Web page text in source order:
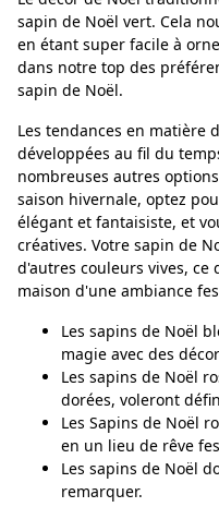
sapin de Noël vert. Cela
en étant super facile à
dans notre top des
sapin de Noël.
Les tendances en matière
développées au fil du
nombreuses autres
saison hivernale, optez
élégant et fantaisiste, et
créatives. Votre sapin de
d'autres couleurs vives,
maison d'une ambiance
Les sapins de Noël
magie avec des
Les sapins de Noël
dorées, voleront
Les Sapins de Noël
en un lieu de rêve
Les sapins de Noël
remarquer.